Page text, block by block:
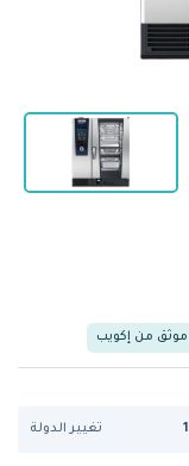
موثق من إكويب
تغيير الدولة